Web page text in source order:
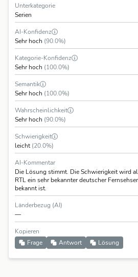
Unterkategorie
Serien
AI-Konfidenz
Sehr hoch (90.0%)
Kategorie-Konfidenz
Sehr hoch (100.0%)
Semantik
Sehr hoch (100.0%)
Wahrscheinlichkeit
Sehr hoch (90.0%)
Schwierigkeit
leicht(20.0%)
AI-Kommentar
Die Lösung stimmt. Die Schwierigkeit wird
RTL ein sehr bekannter deutscher
bekannt ist.
Länderbezug (AI)
—
Kopieren
Frage
Antwort Lösung